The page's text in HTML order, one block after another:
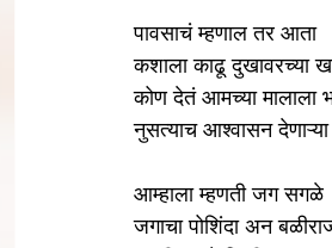
पावसाचं म्हणाल तर आता
कशाला काढू दुखावरच्या
कोण देतं आमच्या मालाला
नुसत्याच आश्वासन देणाऱ्या
आम्हाला म्हणती जग सगळे
जगाचा पोशिंदा अन